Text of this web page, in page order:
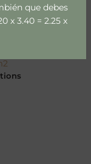
que debes
x 3.40 = 2.25 x